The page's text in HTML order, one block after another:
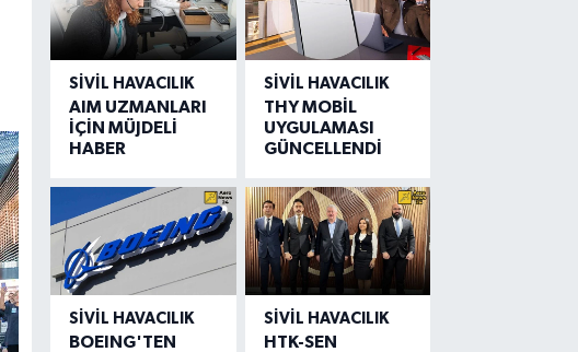
SIVIL HAVACILIK
AIM UZMANLARI
İÇİN MÜJDELİ
HABER
SIVIL HAVACILIK
THY MOBİL
UYGULAMASI
GÜNCELLENDİ
SIVIL HAVACILIK
BOEING'TEN
SIVIL HAVACILIK
HTK-SEN